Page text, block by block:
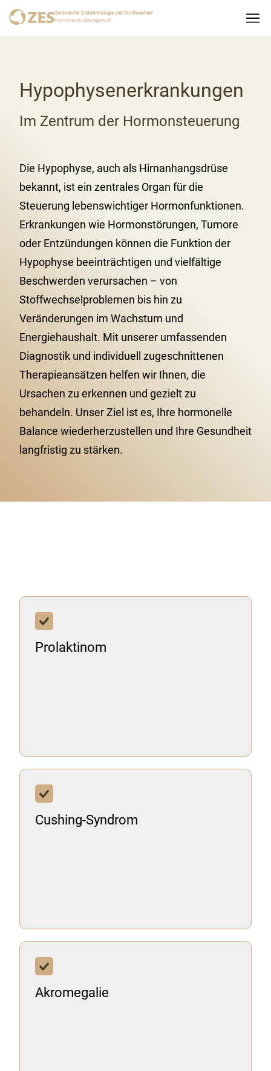
Zentrum für Endokrinologie und Stoffwechsel
Hormone im Gleichgewicht
Hypophysenerkrankungen
Im Zentrum der Hormonsteuerung
Die Hypophyse, auch als Hirnanhangsdrüse
bekannt, ist ein zentrales Organ für die
Steuerung lebenswichtiger Hormonfunktionen.
Erkrankungen wie Hormonstörungen, Tumore
oder Entzündungen können die Funktion der
Hypophyse beeinträchtigen und vielfältige
Beschwerden verursachen – von
Stoffwechselproblemen bis hin zu
Veränderungen im Wachstum und
Energiehaushalt. Mit unserer umfassenden
Diagnostik und individuell zugeschnittenen
Therapieansätzen helfen wir Ihnen, die
Ursachen zu erkennen und gezielt zu
behandeln. Unser Ziel ist es, Ihre hormonelle
Balance wiederherzustellen und Ihre Gesundheit
langfristig zu stärken.
Prolaktinom
Cushing-Syndrom
Akromegalie